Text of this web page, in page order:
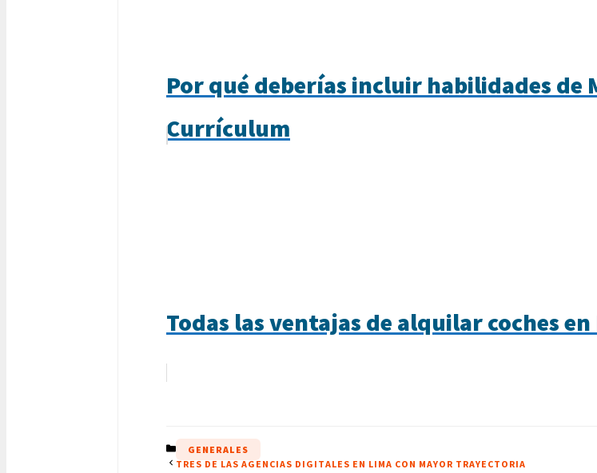
Por qué deberías incluir habilidades
Currículum
Todas las ventajas de alquilar coches
CATEGORÍAS
GENERALES
TRES DE LAS AGENCIAS DIGITALES EN LIMA CON MAYOR TRAYECTORIA